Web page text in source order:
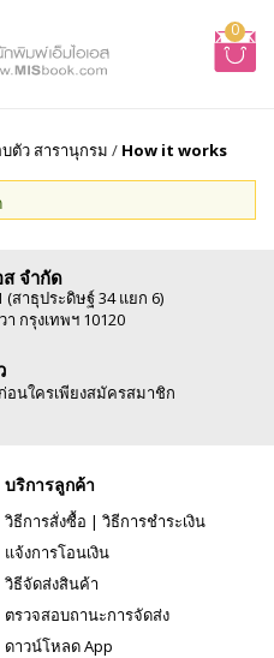
0
ตัว สารานุกรม / How it works
จำกัด
สาธุประดิษฐ์ 34 แยก 6)
กรุงเทพฯ 10120
นใครเพียงสมัครสมาชิก
บริการลูกค้า
วิธีการสั่งซื้อ | วิธีการชำระเงิน
แจ้งการโอนเงิน
วิธีจัดส่งสินค้า
ตรวจสอบถานะการจัดส่ง
ดาวน์โหลด App